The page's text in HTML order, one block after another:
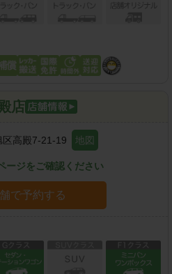
店
区高殿7-21-19 地図
ージをご確認ください
で予約する